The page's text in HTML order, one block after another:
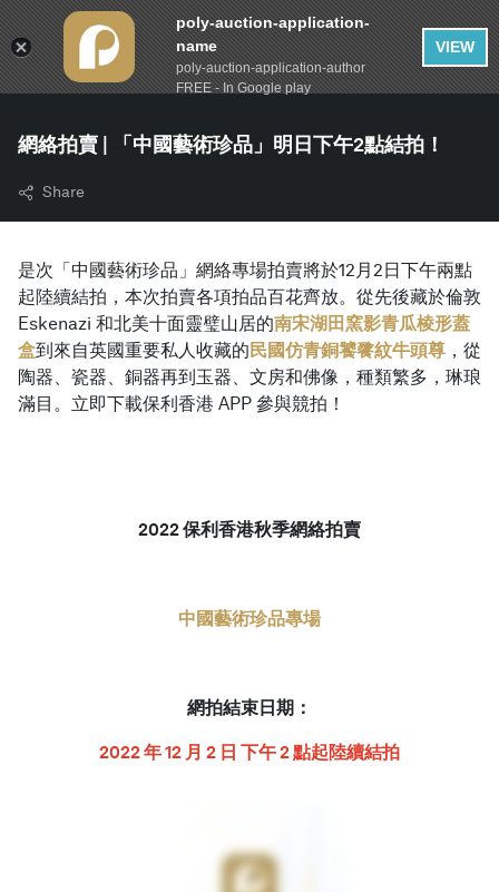
網絡拍賣 | 「中國藝術珍品」明日下午2點結拍！
Share
是次「中國藝術珍品」網絡專場拍賣將於12月2日下午兩點
起陸續結拍，本次拍賣各項拍品百花齊放。從先後藏於倫敦
Eskenazi 和北美十面靈璧山居的南宋湖田窯影青瓜棱形蓋
盒到來自英國重要私人收藏的 民國仿青銅饕餮紋牛頭尊 ，從
陶器、瓷器、銅器再到玉器、文房和佛像，種類繁多，琳琅
滿目。立即下載保利香港 APP 參與競拍！
2022 保利香港秋季網絡拍賣
中國藝術珍品專場
網拍結束日期：
2022 年 12 月 2 日 下午 2 點起陸續結拍
poly-auction-application-
name
poly-auction-application-author
FREE - In Google play
VIEW